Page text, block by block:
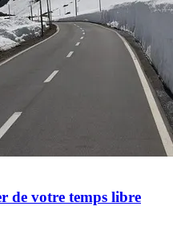
de votre temps libre